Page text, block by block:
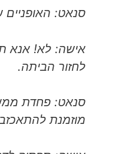
סנאט: האופניים
אישה: לא! אנא
לחזור הביתה.
סנאט: פחדת
מוזמנת